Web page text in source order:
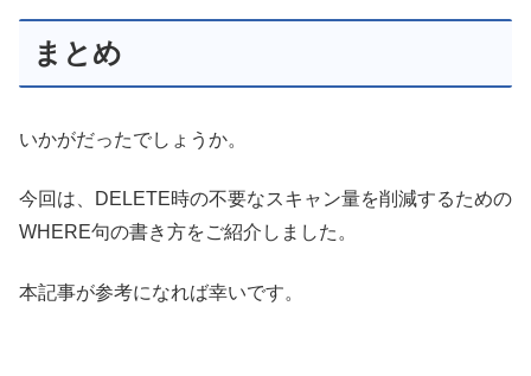
まとめ
いかがだったでしょうか。
今回は、DELETE時の不要なスキャン量を削減するための
WHERE句の書き方をご紹介しました。
本記事が参考になれば幸いです。